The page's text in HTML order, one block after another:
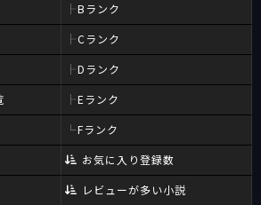
Bランク
Cランク
Dランク
Eランク
Fランク
お気に入り登録数
レビューが多い小説